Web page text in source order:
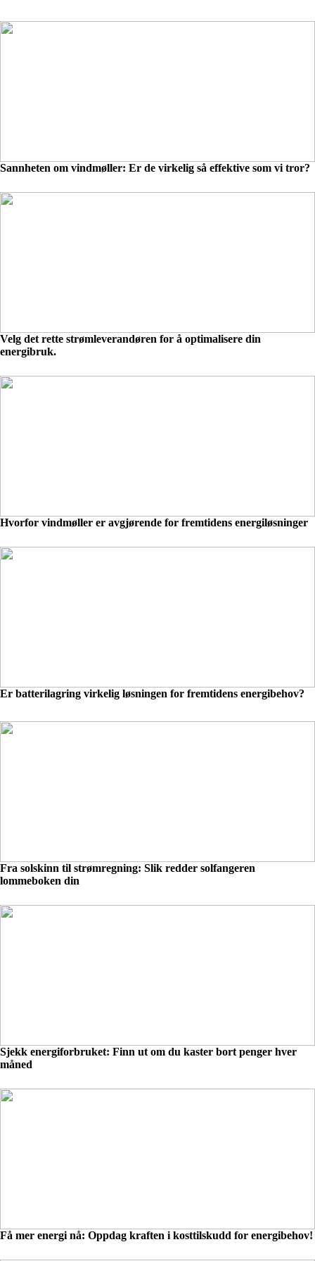
Sannheten om vindmøller: Er de virkelig så effektive som vi tror?
Velg det rette strømleverandøren for å optimalisere din
energibruk.
Hvorfor vindmøller er avgjørende for fremtidens energiløsninger
Er batterilagring virkelig løsningen for fremtidens energibehov?
Fra solskinn til strømregning: Slik redder solfangeren
lommeboken din
Sjekk energiforbruket: Finn ut om du kaster bort penger hver
måned
Få mer energi nå: Oppdag kraften i kosttilskudd for energibehov!